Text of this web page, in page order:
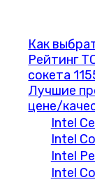
Как
Рейтинг
сокета
Лучшие
цене/
Intel
Intel
Intel
Intel